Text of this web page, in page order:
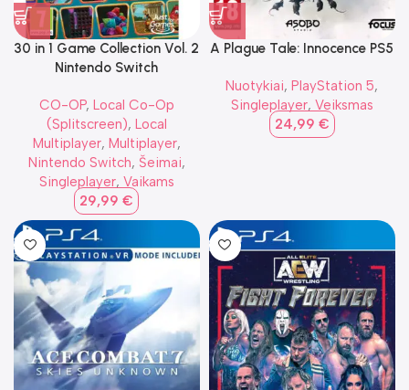
30 in 1 Game Collection Vol. 2
Nintendo Switch
CO-OP, Local Co-Op
(Splitscreen), Local
Multiplayer, Multiplayer,
Nintendo Switch, Šeimai,
Singleplayer, Vaikams
29,99€
A Plague Tale: Innocence PS5
Nuotykiai,PlayStation 5,
Singleplayer, Veiksmas
24,99 €